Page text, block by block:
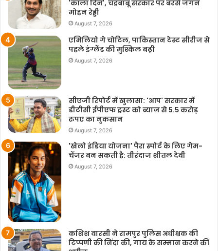
'काला दिन', चंद्रबाबू सरकार पर बरसे जगन
मोहन रेड्डी
August 7, 2026
एमिलियो गे चोटिल, पाकिस्तान टेस्ट सीरीज से
पहले इंग्लैंड की मुश्किल बढ़ी
August 7, 2026
सीएजी रिपोर्ट में खुलासा: 'आप' सरकार में
डीटीसी ईपीएफ ट्रस्ट को ब्याज से 5.5 करोड़
रुपए का नुकसान
August 7, 2026
'खेलो इंडिया योजना' पैरा स्पोर्ट के लिए गेम-
चेंजर बन सकती है: तीरंदाज शीतल देवी
August 7, 2026
कशिश वारसी ने रामपुर पुलिस अधीक्षक की
टिप्पणी की निंदा की, गाय के सम्मान करने की